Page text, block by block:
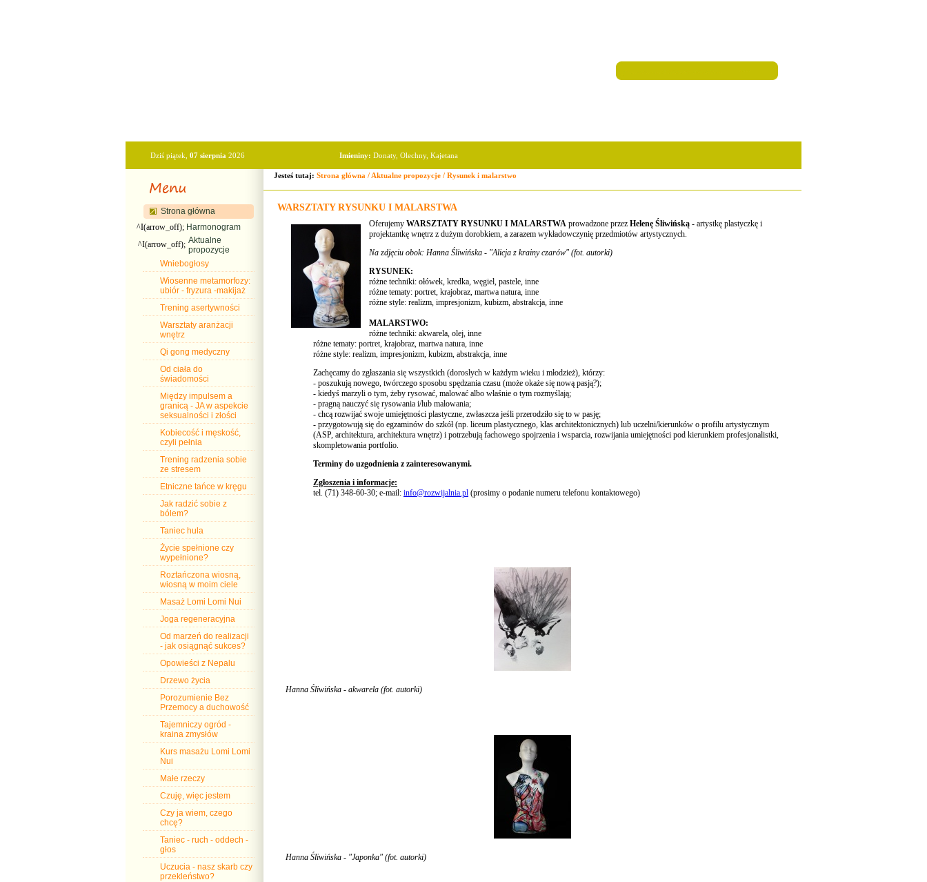
Dziś piątek, 07 sierpnia 2026 Imieniny: Donaty, Olechny, Kajetana
Strona główna
^I(arrow_off); Harmonogram
^I(arrow_off); Aktualne
propozycje
Wniebogłosy
Wiosenne metamorfozy:
ubiór - fryzura -makijaż
Trening asertywności
Warsztaty aranżacji
wnętrz
Qi gong medyczny
Od ciała do
świadomości
Między impulsem a
granicą - JA w aspekcie
seksualności i złości
Kobiecość i męskość,
czyli pełnia
Trening radzenia sobie
ze stresem
Etniczne tańce w kręgu
Jak radzić sobie z
bólem?
Taniec hula
Życie spełnione czy
wypełnione?
Roztańczona wiosną,
wiosną w moim ciele
Masaż Lomi Lomi Nui
Joga regeneracyjna
Od marzeń do realizacji
- jak osiągnąć sukces?
Opowieści z Nepalu
Drzewo życia
Porozumienie Bez
Przemocy a duchowość
Tajemniczy ogród -
kraina zmysłów
Kurs masażu Lomi Lomi
Nui
Małe rzeczy
Czuję, więc jestem
Czy ja wiem, czego
chcę?
Taniec - ruch - oddech -
głos
Uczucia - nasz skarb czy
przekleństwo?
Jesteś tutaj: Strona główna / Aktualne propozycje / Rysunek i malarstwo
WARSZTATY RYSUNKU I MALARSTWA
Oferujemy WARSZTATY RYSUNKU I MALARSTWA prowadzone przez Helenę Śliwińską - artystkę plastyczkę i
projektantkę wnętrz z dużym dorobkiem, a zarazem wykładowczynię przedmiotów artystycznych.
Na zdjęciu obok: Hanna Śliwińska - "Alicja z krainy czarów" (fot. autorki)
RYSUNEK:
różne techniki: ołówek, kredka, węgiel, pastele, inne
różne tematy: portret, krajobraz, martwa natura, inne
różne style: realizm, impresjonizm, kubizm, abstrakcja, inne
MALARSTWO:
różne techniki: akwarela, olej, inne
różne tematy: portret, krajobraz, martwa natura, inne
różne style: realizm, impresjonizm, kubizm, abstrakcja, inne
Zachęcamy do zgłaszania się wszystkich (dorosłych w każdym wieku i młodzież), którzy:
- poszukują nowego, twórczego sposobu spędzania czasu (może okaże się nową pasją?);
- kiedyś marzyli o tym, żeby rysować, malować albo właśnie o tym rozmyślają;
- pragną nauczyć się rysowania i/lub malowania;
- chcą rozwijać swoje umiejętności plastyczne, zwłaszcza jeśli przerodziło się to w pasję;
- przygotowują się do egzaminów do szkół (np. liceum plastycznego, klas architektonicznych) lub uczelni/kierunków o profilu artystycznym
(ASP, architektura, architektura wnętrz) i potrzebują fachowego spojrzenia i wsparcia, rozwijania umiejętności pod kierunkiem profesjonalistki,
skompletowania portfolio.
Terminy do uzgodnienia z zainteresowanymi.
Zgłoszenia i informacje:
tel. (71) 348-60-30; e-mail: info@rozwijalnia.pl (prosimy o podanie numeru telefonu kontaktowego)
Hanna Śliwińska - akwarela (fot. autorki)
Hanna Śliwińska - "Japonka" (fot. autorki)